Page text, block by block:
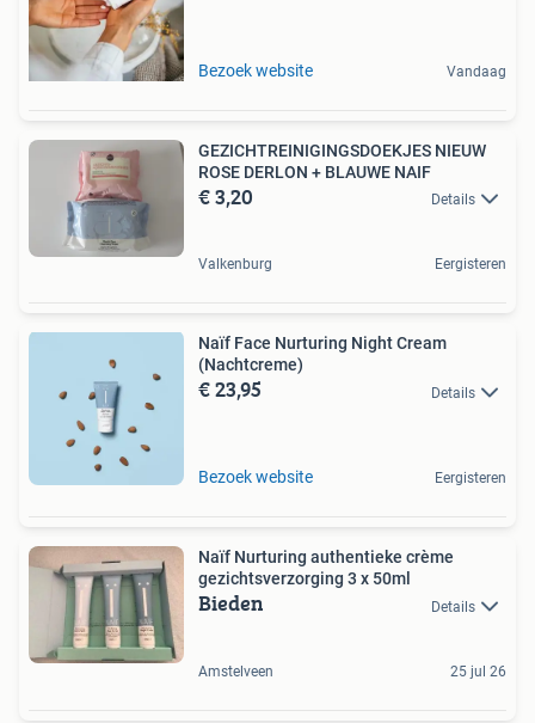
Bezoek website Vandaag
GEZICHTREINIGINGSDOEKJES NIEUW
ROSE DERLON + BLAUWE NAIF
€ 3,20 Details
Valkenburg Eergisteren
Naïf Face Nurturing Night Cream
(Nachtcreme)
€ 23,95 Details
Bezoek website Eergisteren
Naïf Nurturing authentieke crème
gezichtsverzorging 3 x 50ml
Bieden Details
Amstelveen 25 jul 26